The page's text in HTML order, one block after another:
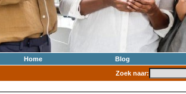
Home
Blog
Zoek naar: